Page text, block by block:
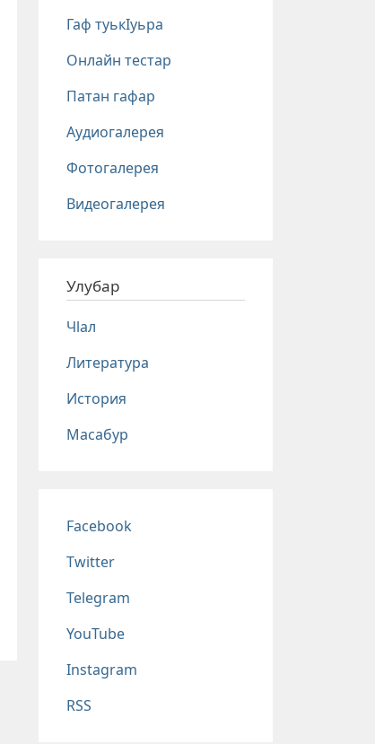
Гаф туькIуьра
Онлайн тестар
Патан гафар
Аудиогалерея
Фотогалерея
Видеогалерея
Улубар
Чlал
Литература
История
Масабур
Соц сети
Facebook
Twitter
Telegram
YouTube
Instagram
RSS